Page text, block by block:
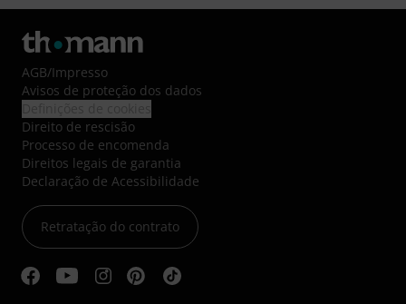
AGB/Impresso
Avisos de proteção dos dados
Direito de rescisão
Processo de encomenda
Direitos legais de garantia
Declaração de Acessibilidade
Retratação do contrato